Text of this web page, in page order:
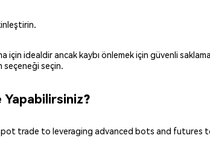
için idealdir ancak kaybı önlemek için güvenli
seçeneği seçin.
Yapabilirsiniz?
trade to leveraging advanced bots and